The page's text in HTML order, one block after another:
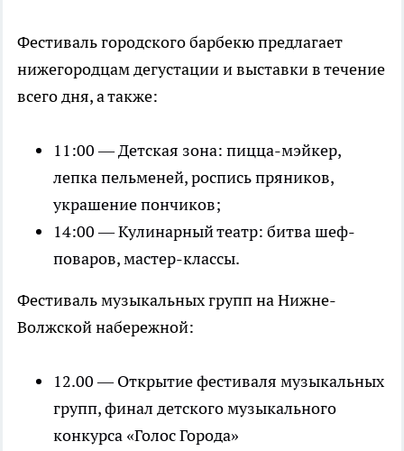
Фестиваль городского барбекю предлагает
нижегородцам дегустации и выставки в течение
всего дня, а также:
11:00 — Детская зона: пицца-мэйкер,
лепка пельменей, роспись пряников,
украшение пончиков;
14:00 — Кулинарный театр: битва шеф-
поваров, мастер-классы.
Фестиваль музыкальных групп на Нижне-
Волжской набережной:
12.00 — Открытие фестиваля музыкальных
групп, финал детского музыкального
конкурса «Голос Города»